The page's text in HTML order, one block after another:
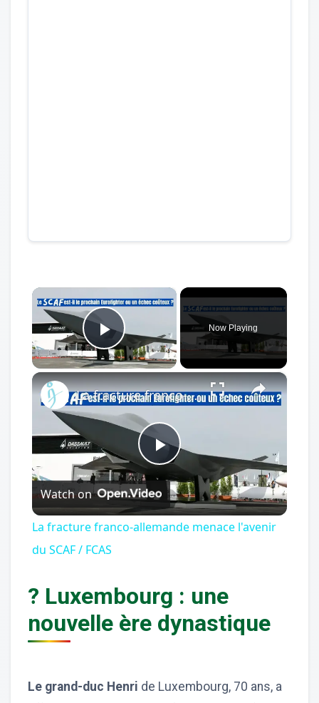
×
Play Video
Now Playing
×
Play
Video
La fracture franco-allemande menace l'avenir du SCAF / FCAS
Watch on
La fracture franco-allemande menace l'avenir
du SCAF / FCAS
? Luxembourg : une
nouvelle ère dynastique
Le grand-duc Henri de Luxembourg, 70 ans, a